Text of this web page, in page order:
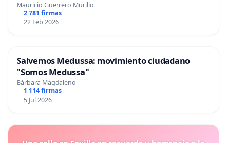
Mauricio Guerrero Murillo
2 781 firmas
22 Feb 2026
Salvemos Medussa: movimiento ciudadano
"Somos Medussa"
Bárbara Magdaleno
1 114 firmas
5 Jul 2026